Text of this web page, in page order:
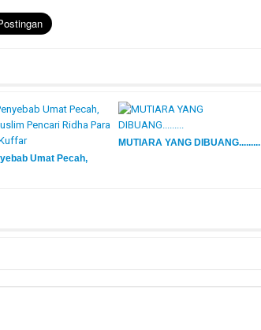
Umat Pecah,
MUTIARA YANG DIBUANG.........